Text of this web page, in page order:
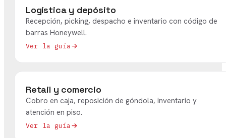
Logística y depósito
Recepción, picking, despacho e inventario con código de
barras Honeywell.
Ver la guía
Retail y comercio
Cobro en caja, reposición de góndola, inventario y
atención en piso.
Ver la guía